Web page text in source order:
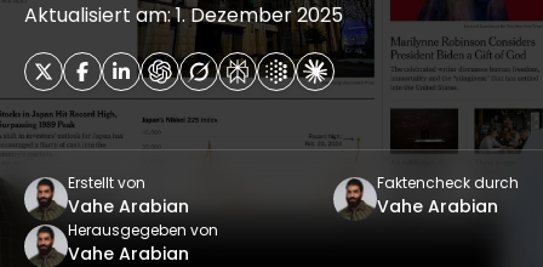
Aktualisiert am: 1. Dezember 2025
Erstellt von
Vahe Arabian
Faktencheck durch
Vahe Arabian
Herausgegeben von
Vahe Arabian